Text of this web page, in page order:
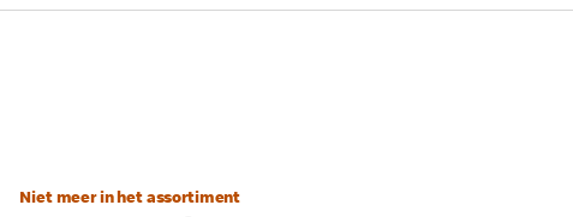
Niet meer in het assortiment